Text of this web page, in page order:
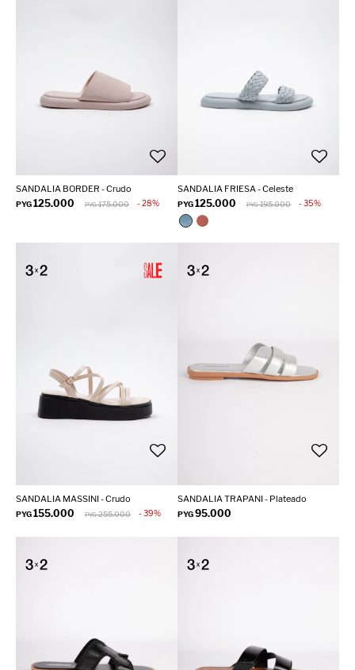
SANDALIA BORDER - Crudo
PYG125.000 PYG 175.000 28
SANDALIA FRIESA - Celeste
PYG125.000 PYG 195.000 35
SANDALIA MASSINI - Crudo
PYG155.000 PYG 255.000 39
SANDALIA TRAPANI - Plateado
PYG95.000